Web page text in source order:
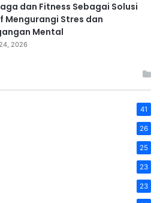
dan Fitness Sebagai Solusi
Mengurangi Stres dan
Mental
2026
41
26
25
23
23